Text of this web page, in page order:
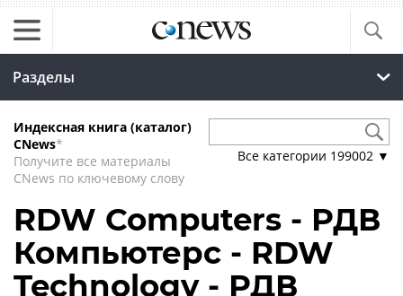
Разделы
Индексная книга (каталог)
CNews*
Получите все материалы
CNews по ключевому слову
Все категории 199002 ▼
RDW Computers - РДВ
Компьютерс - RDW
Technology - РДВ